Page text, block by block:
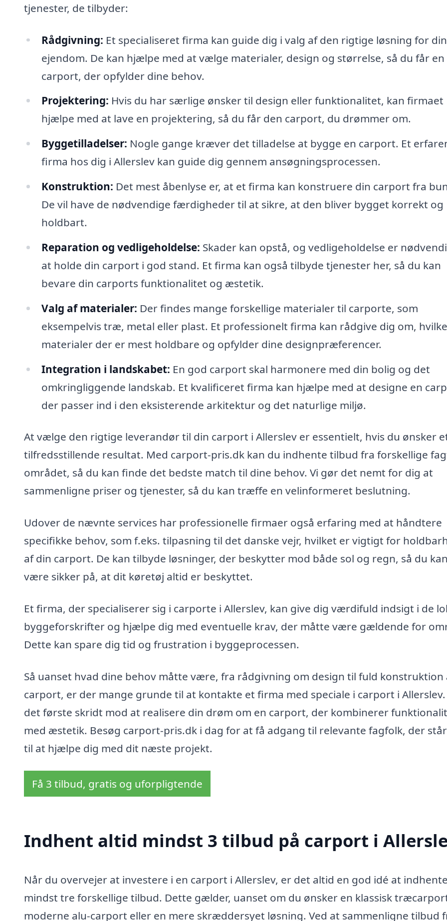
tjenester, de tilbyder:
Rådgivning: Et specialiseret firma kan guide dig i valg af den rigtige løsning for din
ejendom. De kan hjælpe med at vælge materialer, design og størrelse, så du får en
carport, der opfylder dine behov.
Projektering: Hvis du har særlige ønsker til design eller funktionalitet, kan firmaet
hjælpe med at lave en projektering, så du får den carport, du drømmer om.
Byggetilladelser: Nogle gange kræver det tilladelse at bygge en carport. Et
firma hos dig i Allerslev kan guide dig gennem ansøgningsprocessen.
Konstruktion: Det mest åbenlyse er, at et firma kan konstruere din carport fra
De vil have de nødvendige færdigheder til at sikre, at den bliver bygget korrekt og
holdbart.
Reparation og vedligeholdelse: Skader kan opstå, og vedligeholdelse er
at holde din carport i god stand. Et firma kan også tilbyde tjenester her, så du kan
bevare din carports funktionalitet og æstetik.
Valg af materialer: Der findes mange forskellige materialer til carporte, som
eksempelvis træ, metal eller plast. Et professionelt firma kan rådgive dig om, hvilke
materialer der er mest holdbare og opfylder dine designpræferencer.
Integration i landskabet: En god carport skal harmonere med din bolig og det
omkringliggende landskab. Et kvalificeret firma kan hjælpe med at designe en
der passer ind i den eksisterende arkitektur og det naturlige miljø.
At vælge den rigtige leverandør til din carport i Allerslev er essentielt, hvis du ønsker
tilfredsstillende resultat. Med carport-pris.dk kan du indhente tilbud fra forskellige
området, så du kan finde det bedste match til dine behov. Vi gør det nemt for dig at
sammenligne priser og tjenester, så du kan træffe en velinformeret beslutning.
Udover de nævnte services har professionelle firmaer også erfaring med at håndtere
specifikke behov, som f.eks. tilpasning til det danske vejr, hvilket er vigtigt for
af din carport. De kan tilbyde løsninger, der beskytter mod både sol og regn, så du kan
være sikker på, at dit køretøj altid er beskyttet.
Et firma, der specialiserer sig i carporte i Allerslev, kan give dig værdifuld indsigt i de
byggeforskrifter og hjælpe dig med eventuelle krav, der måtte være gældende for
Dette kan spare dig tid og frustration i byggeprocessen.
Så uanset hvad dine behov måtte være, fra rådgivning om design til fuld konstruktion
carport, er der mange grunde til at kontakte et firma med speciale i carport i Allerslev.
det første skridt mod at realisere din drøm om en carport, der kombinerer
med æstetik. Besøg carport-pris.dk i dag for at få adgang til relevante fagfolk, der
til at hjælpe dig med dit næste projekt.
Få 3 tilbud, gratis og uforpligtende
Indhent altid mindst 3 tilbud på carport i
Når du overvejer at investere i en carport i Allerslev, er det altid en god idé at indhente
mindst tre forskellige tilbud. Dette gælder, uanset om du ønsker en klassisk
moderne alu-carport eller en mere skræddersyet løsning. Ved at sammenligne tilbud